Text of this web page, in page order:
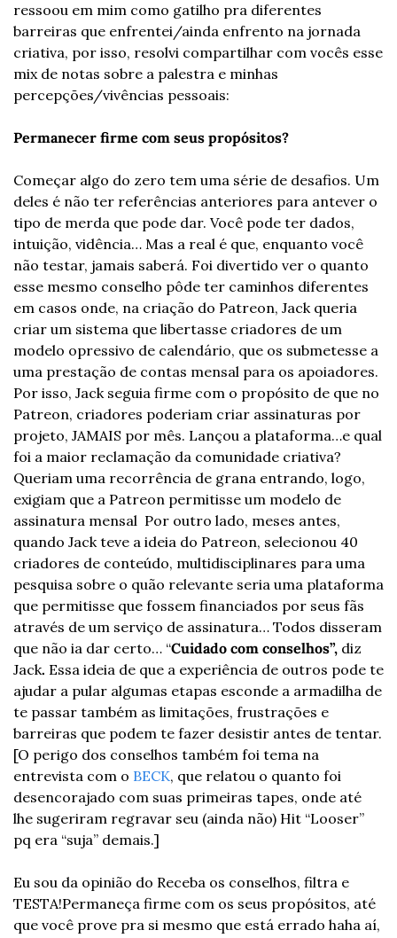
ressoou em mim como gatilho pra diferentes
barreiras que enfrentei/ainda enfrento na jornada
criativa, por isso, resolvi compartilhar com vocês esse
mix de notas sobre a palestra e minhas
percepções/vivências pessoais:
Permanecer firme com seus propósitos?
Começar algo do zero tem uma série de desafios. Um
deles é não ter referências anteriores para antever o
tipo de merda que pode dar. Você pode ter dados,
intuição, vidência… Mas a real é que, enquanto você
não testar, jamais saberá. Foi divertido ver o quanto
esse mesmo conselho pôde ter caminhos diferentes
em casos onde, na criação do Patreon, Jack queria
criar um sistema que libertasse criadores de um
modelo opressivo de calendário, que os submetesse a
uma prestação de contas mensal para os apoiadores.
Por isso, Jack seguia firme com o propósito de que no
Patreon, criadores poderiam criar assinaturas por
projeto, JAMAIS por mês. Lançou a plataforma…e qual
foi a maior reclamação da comunidade criativa?
Queriam uma recorrência de grana entrando, logo,
exigiam que a Patreon permitisse um modelo de
assinatura mensal Por outro lado, meses antes,
quando Jack teve a ideia do Patreon, selecionou 40
criadores de conteúdo, multidisciplinares para uma
pesquisa sobre o quão relevante seria uma plataforma
que permitisse que fossem financiados por seus fãs
através de um serviço de assinatura… Todos disseram
que não ia dar certo… “Cuidado com conselhos”, diz
Jack. Essa ideia de que a experiência de outros pode te
ajudar a pular algumas etapas esconde a armadilha de
te passar também as limitações, frustrações e
barreiras que podem te fazer desistir antes de tentar.
[O perigo dos conselhos também foi tema na
entrevista com o BECK, que relatou o quanto foi
desencorajado com suas primeiras tapes, onde até
lhe sugeriram regravar seu (ainda não) Hit “Looser”
pq era “suja” demais.]
Eu sou da opinião do Receba os conselhos, filtra e
TESTA!Permaneça firme com os seus propósitos, até
que você prove pra si mesmo que está errado haha aí,